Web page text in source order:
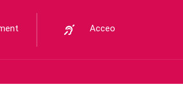
Acceo